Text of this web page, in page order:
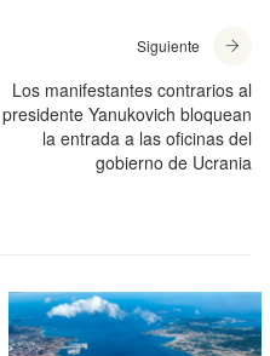
Siguiente
Los manifestantes contrarios al
presidente Yanukovich bloquean
la entrada a las oficinas del
gobierno de Ucrania